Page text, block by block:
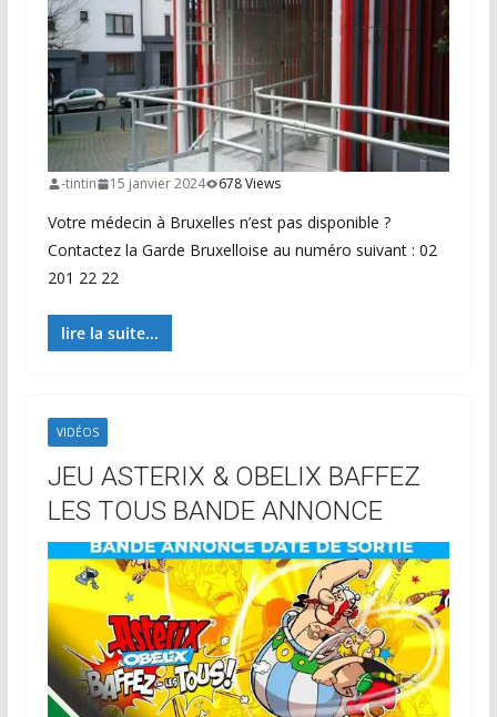
-tintin 15 janvier 2024 678 Views
Votre médecin à Bruxelles n’est pas disponible ?
Contactez la Garde Bruxelloise au numéro suivant : 02
201 22 22
lire la suite...
VIDÉOS
JEU ASTERIX & OBELIX BAFFEZ
LES TOUS BANDE ANNONCE